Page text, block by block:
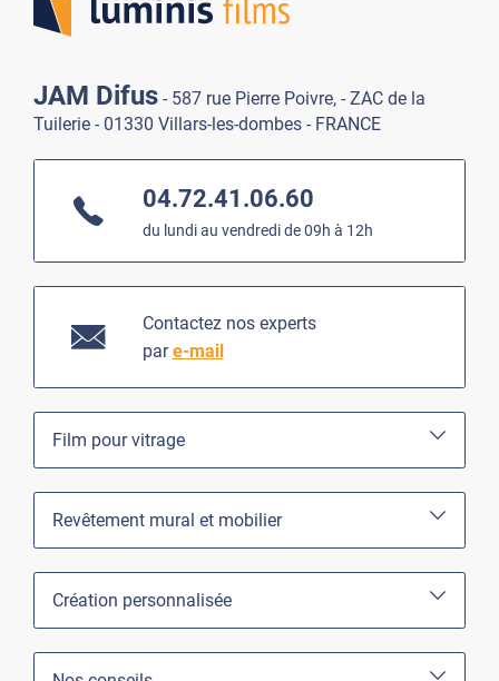
JAM Difus - 587 rue Pierre Poivre, - ZAC de la
Tuilerie - 01330 Villars-les-dombes - FRANCE
04.72.41.06.60
du lundi au vendredi de 09h à 12h
Contactez nos experts
pare-mail
Film pour vitrage
Revêtement mural et mobilier
Création personnalisée